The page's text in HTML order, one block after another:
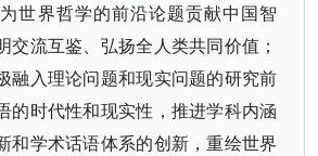
世界哲学的前沿论题贡献中国智
交流互鉴、弘扬全人类共同价值；
融入理论问题和现实问题的研究前
的时代性和现实性，推进学科内涵
和学术话语体系的创新，重绘世界